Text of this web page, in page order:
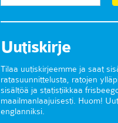
Uutiskirje
Tilaa uutiskirjeemme ja saat
ratasuunnittelusta, ratojen
sisältöä ja statistiikkaa
maailmanlaajuisesti. Huom!
englanniksi.